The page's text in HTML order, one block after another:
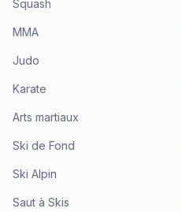
Squash
MMA
Judo
Karate
Arts martiaux
Ski de Fond
Ski Alpin
Saut à Skis